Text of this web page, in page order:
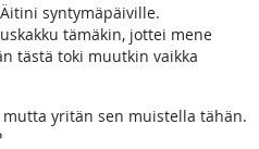
syntymäpäiville.
tämäkin, jottei mene
tästä toki muutkin vaikka
yritän sen muistella tähän.